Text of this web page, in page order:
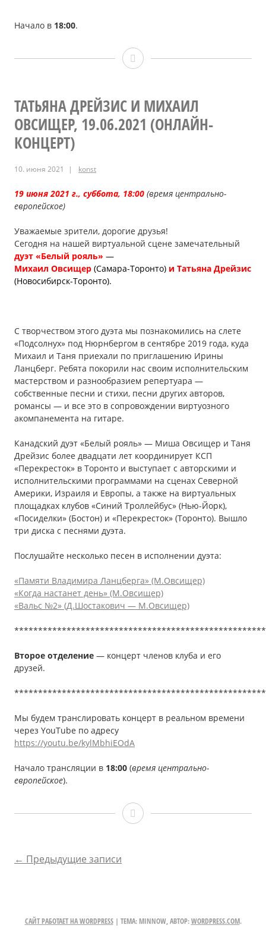
Начало в 18:00.
Открытие
30.10.2021
ТАТЬЯНА ДРЕЙЗИС И МИХАИЛ
ОВСИЩЕР, 19.06.2021 (ОНЛАЙН-
КОНЦЕРТ)
10. июня 2021 konst
19 июня 2021 г., суббота, 18:00 (время центрально-
европейское)
Уважаемые зрители, дорогие друзья!
Сегодня на нашей виртуальной сцене замечательный
дуэт «Белый рояль» —
Михаил Овсищер (Самара-Торонто) и Татьяна Дрейзис
(Новосибирск-Торонто).
С творчеством этого дуэта мы познакомились на слете
«Подсолнух» под Нюрнбергом в сентябре 2019 года, куда
Михаил и Таня приехали по приглашению Ирины
Ланцберг. Ребята покорили нас своим исполнительским
мастерством и разнообразием репертуара —
собственные песни и стихи, песни других авторов,
романсы — и все это в сопровождении виртуозного
акомпанемента на гитаре.
Канадский дуэт «Белый рояль» — Миша Овсищер и Таня
Дрейзис более двадцати лет координирует КСП
«Перекресток» в Торонто и выступает с авторскими и
исполнительскими программами на сценах Северной
Америки, Израиля и Европы, а также на виртуальных
площадках клубов «Синий Троллейбус» (Нью-Йорк),
«Посиделки» (Бостон) и «Перекресток» (Торонто). Вышло
три диска с песнями дуэта.
Послушайте несколько песен в исполнении дуэта:
«Памяти Владимира Ланцберга» (М.Овсищер)
«Когда настанет день» (М.Овсищер)
«Вальс №2» (Д.Шостакович — М.Овсищер)
Второе отделение — концерт членов клуба и его
друзей.
Мы будем транслировать концерт в реальном времени
через YouTube по адресу
https://youtu.be/kylMbhiEOdA
Начало трансляции в 18:00 (время центрально-
европейское).
Татьяна
19.06.2021
НАВИГАЦИЯ
ЗАПИСЯМ
← Предыдущие записи
САЙТ РАБОТАЕТ НА WORDPRESS | ТЕМА: MINNOW, АВТОР:WORDPRESS.COM.